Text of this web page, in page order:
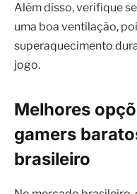
Além disso, verifique
uma boa ventilação,
superaquecimento
jogo.
Melhores
gamers
brasileiro